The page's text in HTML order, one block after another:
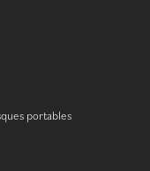
portables